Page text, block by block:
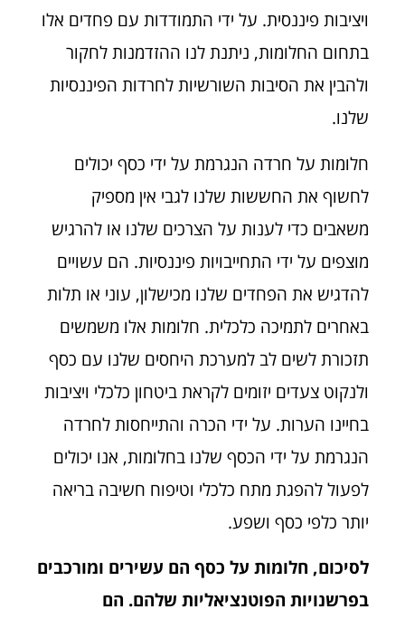
ויציבות פיננסית. על ידי התמודדות עם פחדים אלו
בתחום החלומות, ניתנת לנו ההזדמנות לחקור
ולהבין את הסיבות השורשיות לחרדות הפיננסיות
שלנו.
חלומות על חרדה הנגרמת על ידי כסף יכולים
לחשוף את החששות שלנו לגבי אין מספיק
משאבים כדי לענות על הצרכים שלנו או להרגיש
מוצפים על ידי התחייבויות פיננסיות. הם עשויים
להדגיש את הפחדים שלנו מכישלון, עוני או תלות
באחרים לתמיכה כלכלית. חלומות אלו משמשים
תזכורת לשים לב למערכת היחסים שלנו עם כסף
ולנקוט צעדים יזומים לקראת ביטחון כלכלי ויציבות
בחיינו הערות. על ידי הכרה והתייחסות לחרדה
הנגרמת על ידי הכסף שלנו בחלומות, אנו יכולים
לפעול להפגת מתח כלכלי וטיפוח חשיבה בריאה
יותר כלפי כסף ושפע.
לסיכום, חלומות על כסף הם עשירים ומורכבים
בפרשנויות הפוטנציאליות שלהם. הם